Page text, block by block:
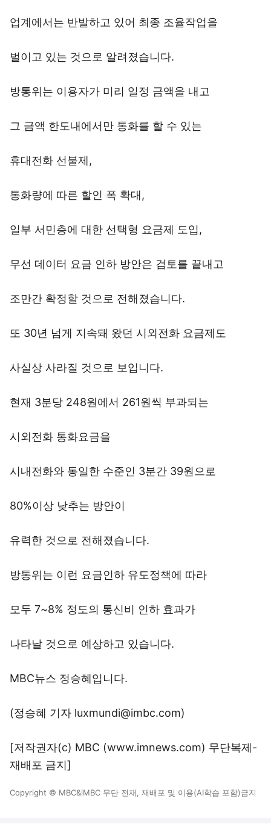
업계에서는 반발하고 있어 최종 조율작업을
벌이고 있는 것으로 알려졌습니다.
방통위는 이용자가 미리 일정 금액을 내고
그 금액 한도내에서만 통화를 할 수 있는
휴대전화 선불제,
통화량에 따른 할인 폭 확대,
일부 서민층에 대한 선택형 요금제 도입,
무선 데이터 요금 인하 방안은 검토를 끝내고
조만간 확정할 것으로 전해졌습니다.
또 30년 넘게 지속돼 왔던 시외전화 요금제도
사실상 사라질 것으로 보입니다.
현재 3분당 248원에서 261원씩 부과되는
시외전화 통화요금을
시내전화와 동일한 수준인 3분간 39원으로
80%이상 낮추는 방안이
유력한 것으로 전해졌습니다.
방통위는 이런 요금인하 유도정책에 따라
모두 7~8% 정도의 통신비 인하 효과가
나타날 것으로 예상하고 있습니다.
MBC뉴스 정승혜입니다.
(정승혜 기자 luxmundi@imbc.com)
[저작권자(c) MBC (www.imnews.com) 무단복제-
재배포 금지]
Copyright © MBC&iMBC 무단 전재, 재배포 및 이용(AI학습 포함)금지